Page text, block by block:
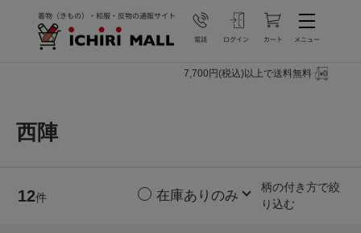
7,700円(税込)以上で送料無料
西陣
12件
柄の付き方で絞
り込む